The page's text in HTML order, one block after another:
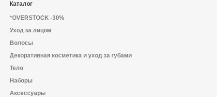
О магазине
Доставка и оплата
Политика конфиденциальности
Контактная информация
Каталог
*OVERSTOCK -30%
Уход за лицом
Волосы
Декоративная косметика и уход за губами
Тело
Наборы
Аксессуары